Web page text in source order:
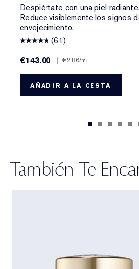
Despiértate con una piel radiante.
Reduce visiblemente los signos
envejecimiento.
(61)
€143.00
| €2.86/ml
AÑADIR A LA CESTA
También Te